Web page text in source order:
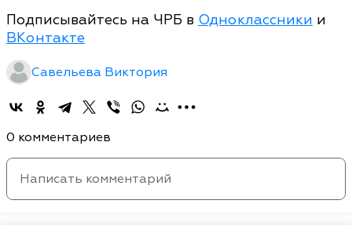
Подписывайтесь на ЧРБ в Одноклассники и
ВКонтакте
Савельева Виктория
0 комментариев